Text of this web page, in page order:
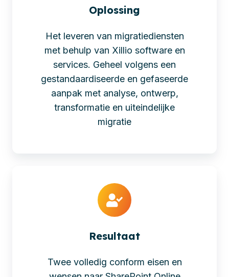
Oplossing
Het leveren van migratiediensten
met behulp van Xillio software en
services. Geheel volgens een
gestandaardiseerde en gefaseerde
aanpak met analyse, ontwerp,
transformatie en uiteindelijke
migratie
Resultaat
Twee volledig conform eisen en